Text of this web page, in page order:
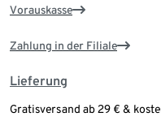
Vorauskasse
Zahlung in der Filiale
Lieferung
Gratisversand ab 29 € &